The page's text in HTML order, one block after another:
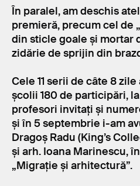
În paralel, am deschis
premieră, precum cel de
din sticle goale și mortar
zidărie de sprijin din
Cele 11 serii de câte 8
școlii 180 de participări,
profesori invitați și
și în 5 septembrie i-am
Dragoș Radu (King’s
și arh. Ioana Marinescu,
„Migrație și arhitectură”.